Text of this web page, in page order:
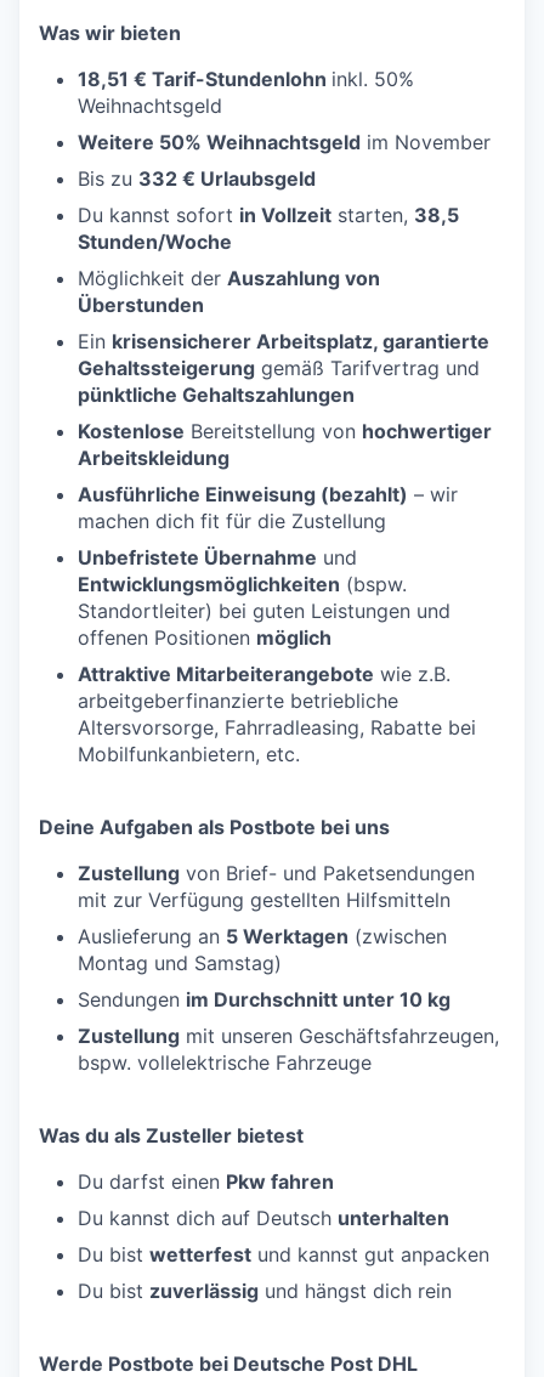
Was wir bieten
18,51 € Tarif-Stundenlohn inkl. 50%
Weihnachtsgeld
Weitere 50% Weihnachtsgeld im November
Bis zu 332 € Urlaubsgeld
Du kannst sofort in Vollzeit starten, 38,5
Stunden/Woche
Möglichkeit der Auszahlung von
Überstunden
Ein krisensicherer Arbeitsplatz, garantierte
Gehaltssteigerung gemäß Tarifvertrag und
pünktliche Gehaltszahlungen
Kostenlose Bereitstellung von hochwertiger
Arbeitskleidung
Ausführliche Einweisung (bezahlt) – wir
machen dich fit für die Zustellung
Unbefristete Übernahme und
Entwicklungsmöglichkeiten (bspw.
Standortleiter) bei guten Leistungen und
offenen Positionen möglich
Attraktive Mitarbeiterangebote wie z.B.
arbeitgeberfinanzierte betriebliche
Altersvorsorge, Fahrradleasing, Rabatte bei
Mobilfunkanbietern, etc.
Deine Aufgaben als Postbote bei uns
Zustellung von Brief- und Paketsendungen
mit zur Verfügung gestellten Hilfsmitteln
Auslieferung an 5 Werktagen (zwischen
Montag und Samstag)
Sendungen im Durchschnitt unter 10 kg
Zustellung mit unseren Geschäftsfahrzeugen,
bspw. vollelektrische Fahrzeuge
Was du als Zusteller bietest
Du darfst einen Pkw fahren
Du kannst dich auf Deutsch unterhalten
Du bist wetterfest und kannst gut anpacken
Du bist zuverlässig und hängst dich rein
Werde Postbote bei Deutsche Post DHL